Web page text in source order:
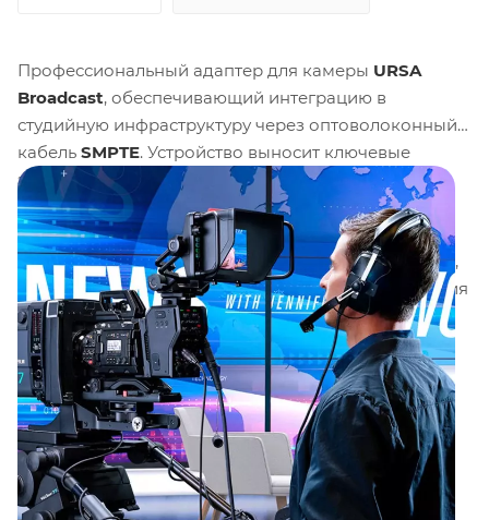
Профессиональный адаптер для камеры URSA
Broadcast, обеспечивающий интеграцию в
студийную инфраструктуру через оптоволоконный
кабель SMPTE. Устройство выносит ключевые
элементы управления на заднюю панель для
удобного доступа оператора при использовании
совместимого Studio Fiber Converter. Основные
преимущества студийные стандарты подключения,
гибкая маршрутизация видео и надёжная фиксация
оборудования.